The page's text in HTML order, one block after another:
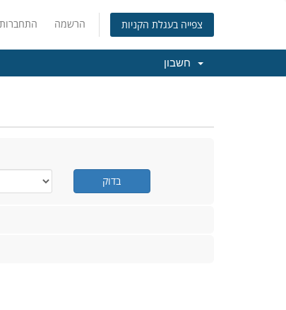
התחברות הרשמה צפייה בעגלת הקניות
בדוק